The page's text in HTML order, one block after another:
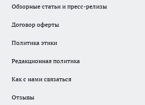
Обзорные статьи и пресс-релизы
Договор оферты
Политика этики
Редакционная политика
Как с нами связаться
Отзывы